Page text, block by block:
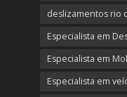
deslizamentos rio
Especialista em
Especialista em
Especialista em